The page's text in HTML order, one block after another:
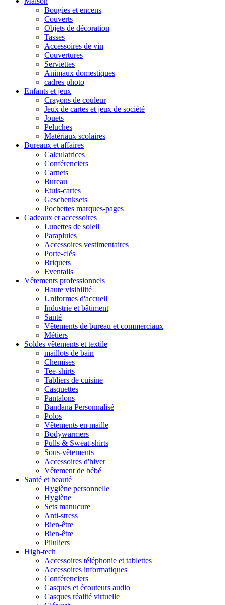
Bougies et encens
Couverts
Objets de décoration
Tasses
Accessoires de vin
Couvertures
Serviettes
Animaux domestiques
cadres photo
Enfants et jeux
Crayons de couleur
Jeux de cartes et jeux de société
Jouets
Peluches
Matériaux scolaires
Bureaux et affaires
Calculatrices
Conférenciers
Carnets
Bureau
Etuis-cartes
Geschenksets
Pochettes marques-pages
Cadeaux et accessoires
Lunettes de soleil
Parapluies
Accessoires vestimentaires
Porte-clés
Briquets
Eventails
Vêtements professionnels
Haute visibilité
Uniformes d'accueil
Industrie et bâtiment
Santé
Vêtements de bureau et commerciaux
Métiers
Soldes vêtements et textile
maillots de bain
Chemises
Tee-shirts
Tabliers de cuisine
Casquettes
Pantalons
Bandana Personnalisé
Polos
Vêtements en maille
Bodywarmers
Pulls & Sweat-shirts
Sous-vêtements
Accessoires d'hiver
Vêtement de bébé
Santé et beauté
Hygiène personnelle
Hygiène
Sets manucure
Anti-stress
Bien-être
Bien-être
Piluliers
High-tech
Accessoires téléphonie et tablettes
Accessoires informatiques
Conférenciers
Casques et écouteurs audio
Casques réalité virtuelle